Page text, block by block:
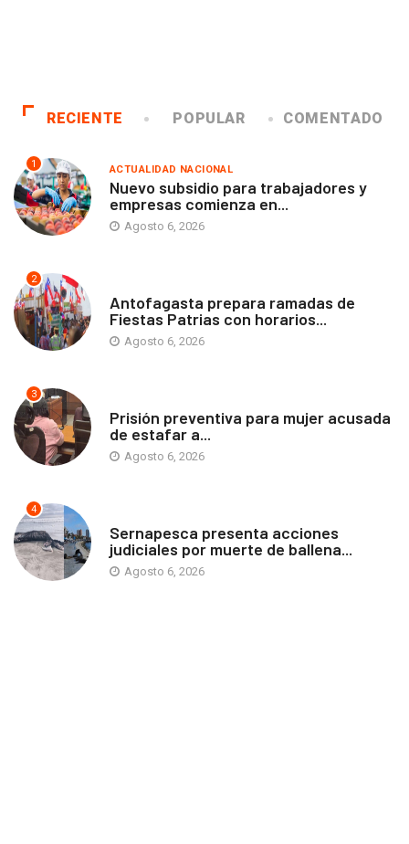
RECIENTE POPULAR COMENTADO
1 ACTUALIDAD NACIONAL
Nuevo subsidio para trabajadores y
empresas comienza en...
Agosto 6, 2026
2
Antofagasta prepara ramadas de
Fiestas Patrias con horarios...
Agosto 6, 2026
3
Prisión preventiva para mujer acusada
de estafar a...
Agosto 6, 2026
4
Sernapesca presenta acciones
judiciales por muerte de ballena...
Agosto 6, 2026